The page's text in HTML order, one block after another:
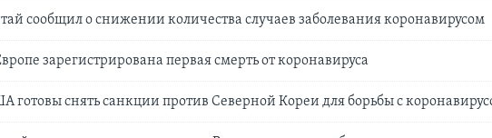
сообщил о снижении количества случаев заболевания коронавирусом
зарегистрирована первая смерть от коронавируса
готовы снять санкции против Северной Кореи для борьбы с